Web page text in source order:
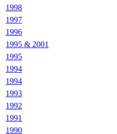
1998
1997
1996
1995 & 2001
1995
1994
1994
1993
1992
1991
1990